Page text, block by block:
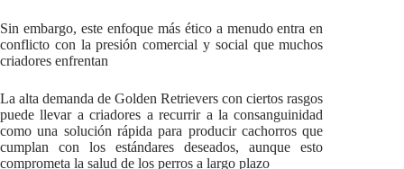
Sin embargo, este enfoque más ético a menudo entra en
conflicto con la presión comercial y social que muchos
criadores enfrentan
La alta demanda de Golden Retrievers con ciertos rasgos
puede llevar a criadores a recurrir a la consanguinidad
como una solución rápida para producir cachorros que
cumplan con los estándares deseados, aunque esto
comprometa la salud de los perros a largo plazo